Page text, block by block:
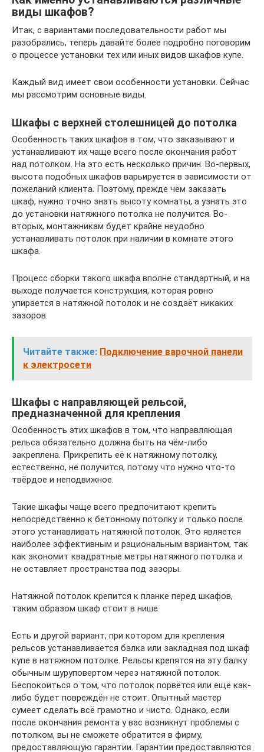
виды шкафов?
Итак, с вариантами последовательности работ мы
разобрались, теперь давайте более подробно поговорим
о процессе установки тех или иных видов шкафов купе.
Каждый вид имеет свои особенности установки. Сейчас
мы рассмотрим основные виды.
Шкафы с верхней столешницей до потолка
Особенность таких шкафов в том, что заказывают и
устанавливают их чаще всего после окончания работ
над потолком. На это есть несколько причин. Во-первых,
высота подобных шкафов варьируется в зависимости от
пожеланий клиента. Поэтому, прежде чем заказать
шкаф, нужно точно знать высоту комнаты, а узнать это
до установки натяжного потолка не получится. Во-
вторых, монтажникам будет крайне неудобно
устанавливать потолок при наличии в комнате этого
шкафа.
Процесс сборки такого шкафа вполне стандартный, и на
выходе получается конструкция, которая ровно
упирается в натяжной потолок и не создаёт никаких
зазоров.
Читайте также: Подключение варочной панели
к электросети
Шкафы с направляющей рельсой,
предназначенной для крепления
Особенность этих шкафов в том, что направляющая
рельса обязательно должна быть на чём-либо
закреплена. Прикрепить её к натяжному потолку,
естественно, не получится, потому что нужно что-то
твёрдое и неподвижное.
Такие шкафы чаще всего предпочитают крепить
непосредственно к бетонному потолку и только после
этого устанавливать натяжной потолок. Это является
наиболее эффективным и рациональным вариантом, так
как экономит квадратные метры натяжного потолка и
не оставляет пространства под зазоры.
Натяжной потолок крепится к планке перед шкафов,
таким образом шкаф стоит в нише
Есть и другой вариант, при котором для крепления
рельсов устанавливается балка или закладная под шкаф
купе в натяжном потолке. Рельсы крепятся на эту балку
обычным шуруповертом через натяжной потолок.
Беспокоиться о том, что потолок порвётся или ещё как-
либо будет повреждён не стоит. Опытный мастер
сумеет сделать всё грамотно и чисто. Однако, если
после окончания ремонта у вас возникнут проблемы с
потолком, вы не сможете обратится в фирму,
предоставляющую гарантии. Гарантии предоставляются